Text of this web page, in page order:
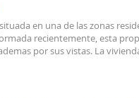
en una de las zonas
recientemente, esta
por sus vistas. La
amplios dormitorios dobles y un